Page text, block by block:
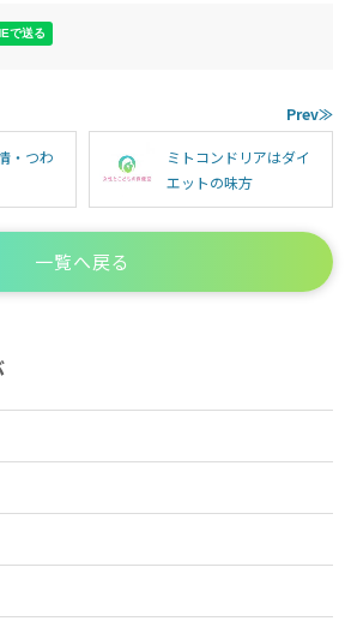
・つわ
Prev≫
ミトコンドリアはダイ
エットの味方
一覧へ戻る